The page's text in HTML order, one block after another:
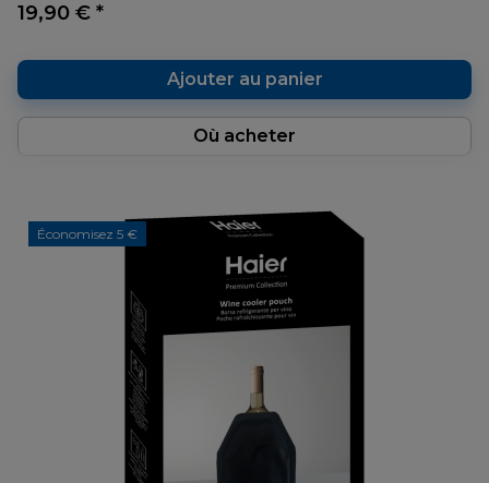
19,90 € *
Ajouter au panier
Où acheter
Économisez 5 €